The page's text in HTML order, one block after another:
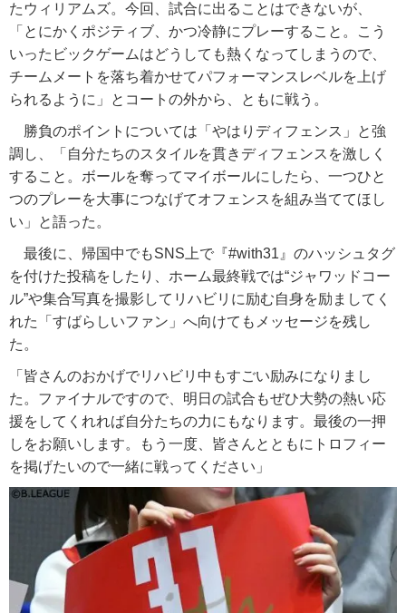
たウィリアムズ。今回、試合に出ることはできないが、
「とにかくポジティブ、かつ冷静にプレーすること。こう
いったビックゲームはどうしても熱くなってしまうので、
チームメートを落ち着かせてパフォーマンスレベルを上げ
られるように」とコートの外から、ともに戦う。
勝負のポイントについては「やはりディフェンス」と強
調し、「自分たちのスタイルを貫きディフェンスを激しく
すること。ボールを奪ってマイボールにしたら、一つひと
つのプレーを大事につなげてオフェンスを組み当ててほし
い」と語った。
最後に、帰国中でもSNS上で『#with31』のハッシュタグ
を付けた投稿をしたり、ホーム最終戦では“ジャワッドコー
ル”や集合写真を撮影してリハビリに励む自身を励ましてく
れた「すばらしいファン」へ向けてもメッセージを残し
た。
「皆さんのおかげでリハビリ中もすごい励みになりまし
た。ファイナルですので、明日の試合もぜひ大勢の熱い応
援をしてくれれば自分たちの力にもなります。最後の一押
しをお願いします。もう一度、皆さんとともにトロフィー
を掲げたいので一緒に戦ってください」